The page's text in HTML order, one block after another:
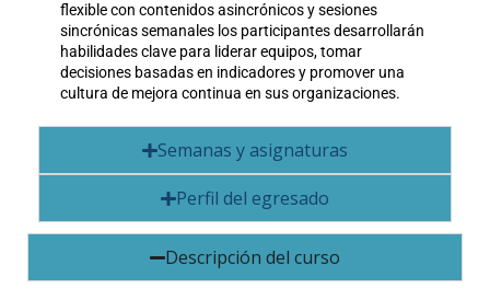
flexible con contenidos asincrónicos y sesiones
sincrónicas semanales los participantes desarrollarán
habilidades clave para liderar equipos, tomar
decisiones basadas en indicadores y promover una
cultura de mejora continua en sus organizaciones.
Semanas y asignaturas
Perfil del egresado
Descripción del curso